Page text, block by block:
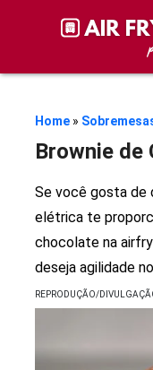
Lanches
Stories de
Receitas
Home »
Brownie de
Se você gosta de
elétrica te
chocolate na
deseja agilidade
REPRODUÇÃO/